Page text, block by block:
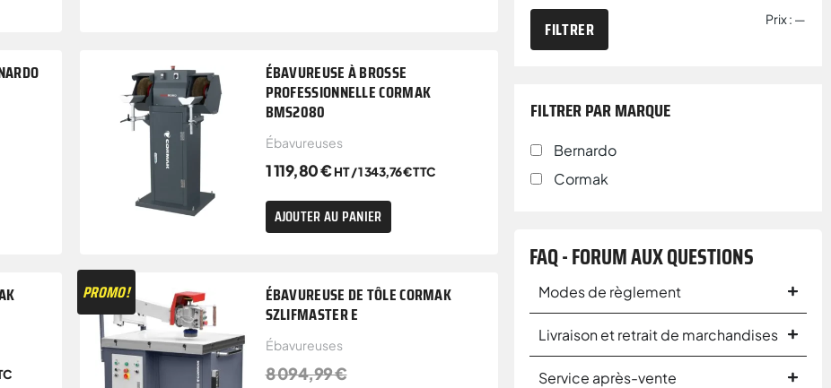
ÉBAVUREUSE À BROSSE
PROFESSIONNELLE CORMAK
BMS2080
Ébavureuses
1 119,80€HT /1 343,76€TTC
AJOUTER AU PANIER
PROMO! ÉBAVUREUSE DE TÔLE CORMAK
SZLIFMASTER E
Ébavureuses
8 094,99€
FILTRER Prix : —
FILTRER PAR MARQUE
Bernardo
Cormak
FAQ - FORUM AUX QUESTIONS
Modes de règlement
Livraison et retrait de marchandises
Service après-vente